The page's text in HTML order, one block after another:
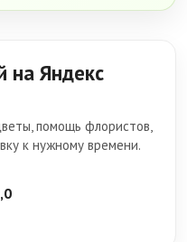
на Яндекс
помощь флористов,
к нужному времени.